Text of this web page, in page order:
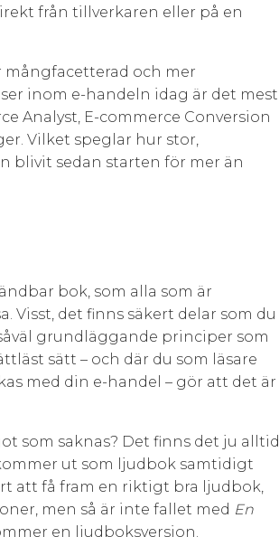
från tillverkaren eller på en
och mer
inom e-handeln idag är det mest
Analyst, E-commerce Conversion
Vilket speglar hur stor,
blivit sedan starten för mer än
bok, som alla som är
Visst, det finns säkert delar som du
grundläggande principer som
sätt – och där du som läsare
med din e-handel – gör att det är
som saknas? Det finns det ju alltid
ut som ljudbok samtidigt
att få fram en riktigt bra ljudbok,
men så är inte fallet med En
en ljudboksversion.